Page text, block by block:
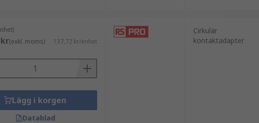
(exkl. moms) 137,72 kr/enhet
Lägg i korgen
Datablad
Cirkulär
kontaktadapter